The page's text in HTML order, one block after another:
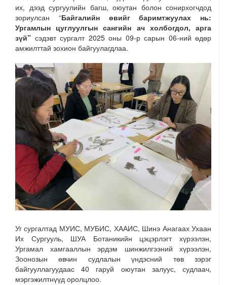
их, дээд сургуулийн багш, оюутан болон сонирхогчдод
зориулсан “Байгалийн өвийг баримтжуулах нь:
Ургамлын цуглуулгын сангийн ач холбогдол, арга
зүй” сэдэвт сургалт 2025 оны 09-р сарын 06-ний өдөр
амжилттай зохион байгуулагдлаа.
Уг сургалтад МУИС, МУБИС, ХААИС, Шинэ Анагаах Ухаан
Их Сургууль, ШУА Ботаникийн цэцэрлэгт хүрээлэн,
Ургамал хамгааллын эрдэм шинжилгээний хүрээлэн,
Зоонозын өвчин судлалын үндэсний төв зэрэг
байгууллагуудаас 40 гаруй оюутан залуус, судлаач,
мэргэжилтнүүд оролцлоо.